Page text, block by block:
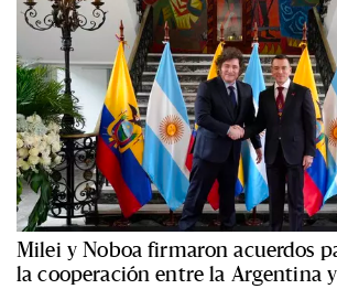
Milei y Noboa firmaron acuerdos
la cooperación entre la Argentina